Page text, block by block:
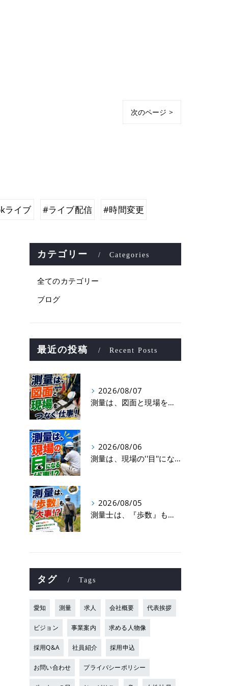
次のページ >
ライブ #ライブ配信 #時間変更
カテゴリー Categories
全てのカテゴリー
ブログ
最近の投稿 Recent Posts
2026/08/07
測量は、図面と現場をつなぐ仕事！
2026/08/06
測量は、現場の''目''になる仕事！？
2026/08/05
測量士は、『歩数』も大事！？
タグ Tags
愛知 測量 求人 会社概要 代表挨拶
ビジョン 事業案内 求める人物像
採用Q&A 社員紹介 採用申込
お問い合わせ プライバシーポリシー